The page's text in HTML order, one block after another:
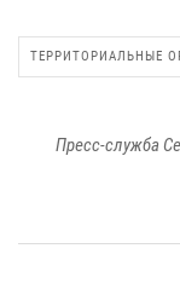
ТЕРРИТОРИАЛЬНЫЕ
Пресс-служба